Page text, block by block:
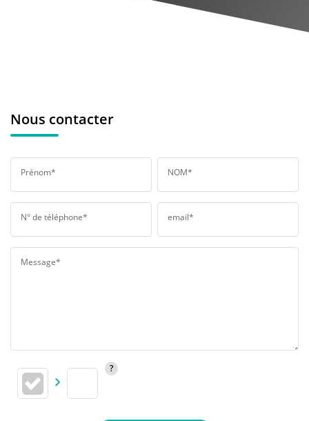
Nous contacter
Prénom* NOM*
N° de téléphone* email*
Message*